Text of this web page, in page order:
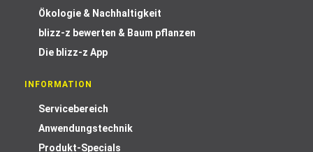
Ökologie & Nachhaltigkeit
blizz-z bewerten & Baum pflanzen
Die blizz-z App
INFORMATION
Servicebereich
Anwendungstechnik
Produkt-Specials